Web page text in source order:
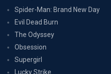
Spider-Man: Brand New Day
Evil Dead Burn
The Odyssey
Obsession
Supergirl
Lucky Strike